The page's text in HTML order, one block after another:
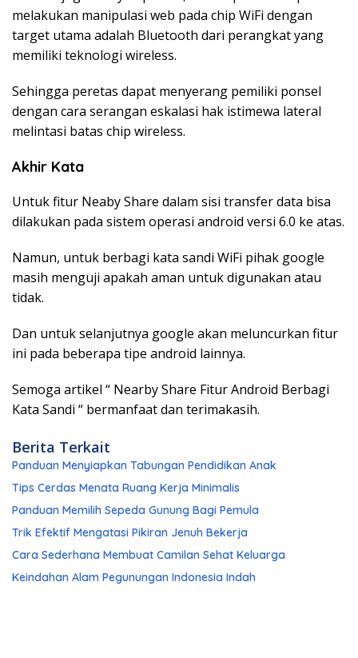
melakukan manipulasi web pada chip WiFi dengan
target utama adalah Bluetooth dari perangkat yang
memiliki teknologi wireless.
Sehingga peretas dapat menyerang pemiliki ponsel
dengan cara serangan eskalasi hak istimewa lateral
melintasi batas chip wireless.
Akhir Kata
Untuk fitur Neaby Share dalam sisi transfer data bisa
dilakukan pada sistem operasi android versi 6.0 ke atas.
Namun, untuk berbagi kata sandi WiFi pihak google
masih menguji apakah aman untuk digunakan atau
tidak.
Dan untuk selanjutnya google akan meluncurkan fitur
ini pada beberapa tipe android lainnya.
Semoga artikel “ Nearby Share Fitur Android Berbagi
Kata Sandi “ bermanfaat dan terimakasih.
Berita Terkait
Panduan Menyiapkan Tabungan Pendidikan Anak
Tips Cerdas Menata Ruang Kerja Minimalis
Panduan Memilih Sepeda Gunung Bagi Pemula
Trik Efektif Mengatasi Pikiran Jenuh Bekerja
Cara Sederhana Membuat Camilan Sehat Keluarga
Keindahan Alam Pegunungan Indonesia Indah